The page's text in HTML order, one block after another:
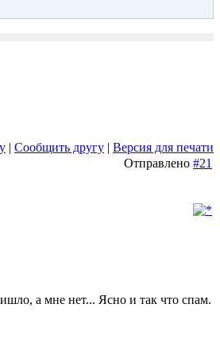
| Сообщить другу | Версия для печати
Отправлено #21
а мне нет... Ясно и так что спам.